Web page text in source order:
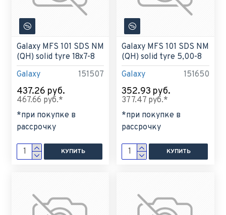
Galaxy 151507
Galaxy MFS 101 SDS NM
(QH) solid tyre 18x7-8
437.26 руб.
467.66 руб.*
*при покупке в
рассрочку
КУПИТЬ
Galaxy 151650
Galaxy MFS 101 SDS NM
(QH) solid tyre 5,00-8
352.93 руб.
377.47 руб.*
*при покупке в
рассрочку
КУПИТЬ